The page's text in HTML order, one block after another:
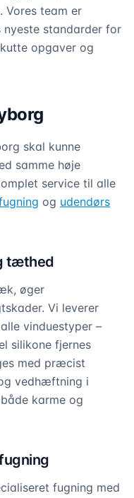
Vores team er
standarder for
opgaver og
skal kunne
samme høje
service til alle
og udendørs
tæthed
øger
Vi leverer
vinduestyper –
silikone fjernes
med præcist
vedhæftning i
karme og
fugning med